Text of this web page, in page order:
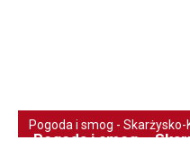
Pogoda i smog -
Pogoda i smog –